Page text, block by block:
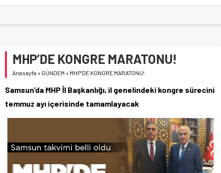
MHP’DE KONGRE MARATONU!
Anasayfa » GÜNDEM » MHP’DE KONGRE MARATONU!
Samsun’da MHP İl Başkanlığı, il genelindeki kongre sürecini
temmuz ayı içerisinde tamamlayacak